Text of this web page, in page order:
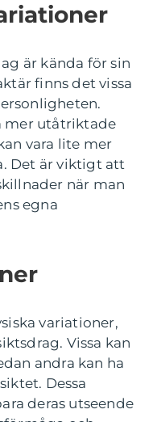
är kända för sin
finns det vissa
mer utåtriktade
vara lite mer
Det är viktigt att
när man
egna
variationer,
Vissa kan
andra kan ha
Dessa
deras utseende